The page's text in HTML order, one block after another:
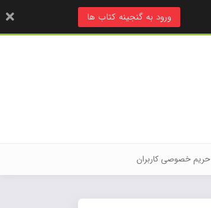
ورود به گنجینه کتاب ها
حریم خصوصی کاربران